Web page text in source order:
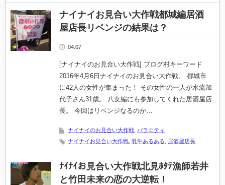
ナイナイお見合い大作戦都城編居酒
屋店長リベンジの結果は？
04.07
[ナイナイのお見合い大作戦] ブログ村キーワード
2016年4月6日ナイナイのお見合い大作戦。 都城市
に42人の女性が集まった！ その女性の一人が水流加
代子さん31歳。 八女編にも参加してくれた居酒屋店
長。 今回はリベンジなるのか…
ナイナイのお見合い大作戦 バラエティ
ナイナイお見合い大作戦 ,乳牛あるある 居酒屋店長
ﾅｲﾅｲお見合い大作戦北見ﾎﾀﾃ漁師若井
と竹田未来の恋の大逆転！